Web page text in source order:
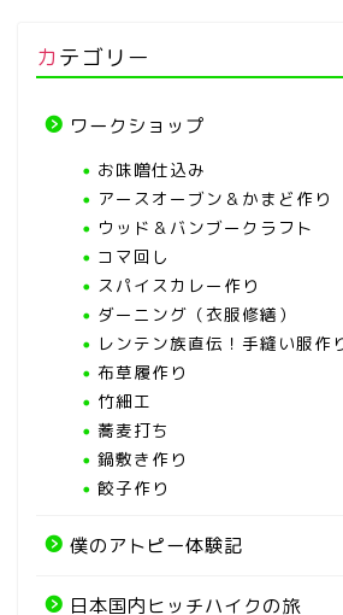
カテゴリー
ワークショップ
お味噌仕込み
アースオーブン＆かまど作り
ウッド＆バンブークラフト
コマ回し
スパイスカレー作り
ダーニング（衣服修繕）
レンテン族直伝！手縫い服作
布草履作り
竹細工
蕎麦打ち
鍋敷き作り
餃子作り
僕のアトピー体験記
日本国内ヒッチハイクの旅